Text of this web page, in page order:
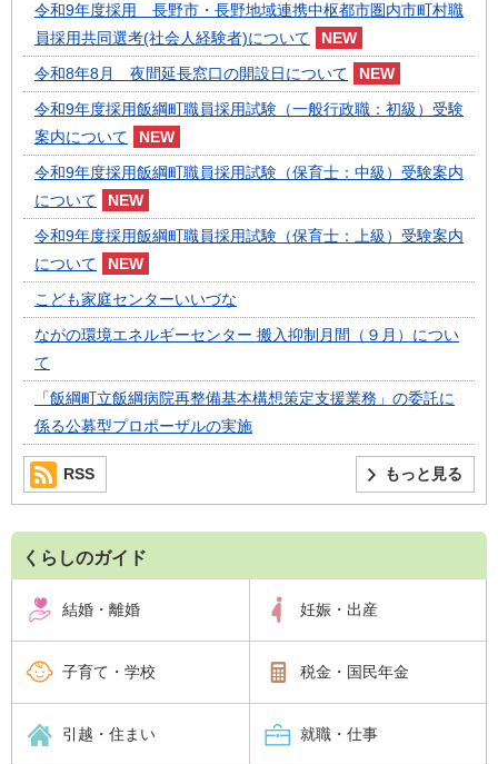
令和9年度採用 長野市・長野地域連携中枢都市圏内市町村職
員採用共同選考(社会人経験者)について
令和8年8月 夜間延長窓口の開設日について
令和9年度採用飯綱町職員採用試験（一般行政職：初級）受験
案内について
令和9年度採用飯綱町職員採用試験（保育士：中級）受験案内
について
令和9年度採用飯綱町職員採用試験（保育士：上級）受験案内
について
こども家庭センターいいづな
ながの環境エネルギーセンター 搬入抑制月間（９月）につい
て
「飯綱町立飯綱病院再整備基本構想策定支援業務」の委託に
係る公募型プロポーザルの実施
もっと見る
RSS
くらしのガイド
結婚・離婚 妊娠・出産
子育て・学校 税金・国民年金
引越・住まい 就職・仕事